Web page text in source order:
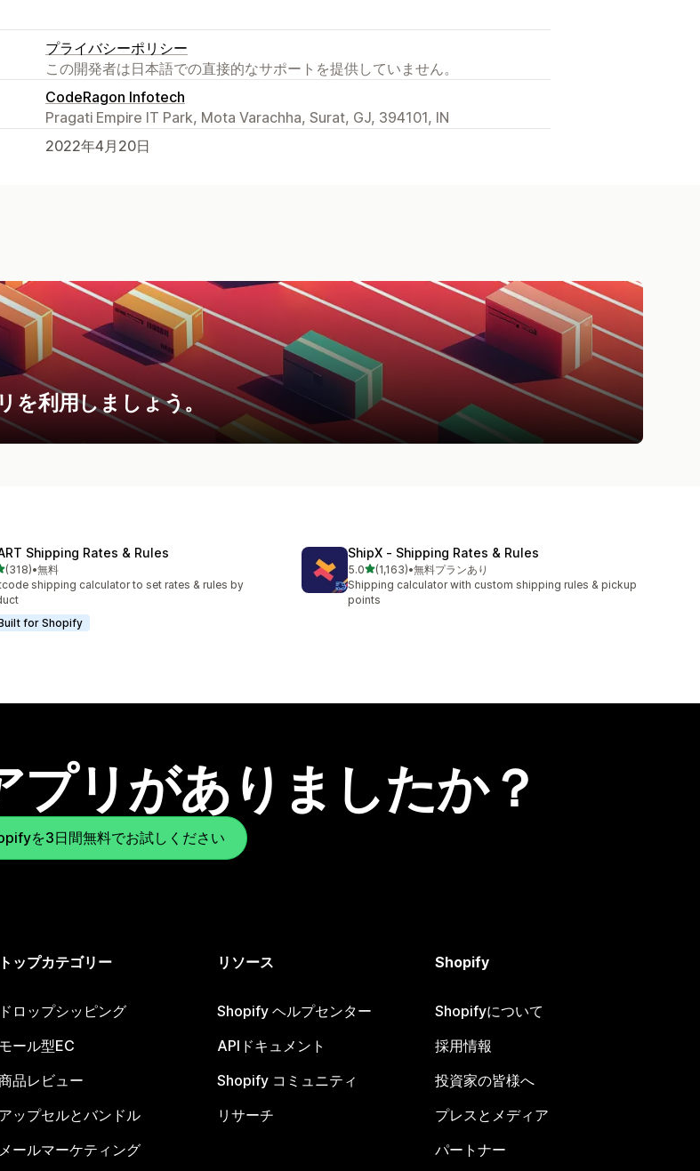
プライバシーポリシー
この開発者は日本語での直接的なサポートを提供していません。
CodeRagon Infotech
Pragati Empire IT Park, Mota Varachha, Surat, GJ, 394101, IN
2022年4月20日
を利用しましょう。
Shipping Rates & Rules
星中
(318)
ビュー数：318件
•無料
shipping calculator to set rates & rules by
for Shopify
ShipX ‑ Shipping Rates & Rules
5.05つ星中
(1,163)
合計レビュー数：1163件
•無料プランあり
Shipping calculator with custom shipping rules & pickup
points
プリがありましたか？
を3日間無料でお試しください
トップカテゴリー
ドロップシッピング
モール型EC
品レビュー
アップセルとバンドル
メールマーケティング
リソース
Shopify ヘルプセンター
APIドキュメント
Shopify コミュニティ
リサーチ
Shopify
Shopifyについて
採用情報
投資家の皆様へ
プレスとメディア
パートナー